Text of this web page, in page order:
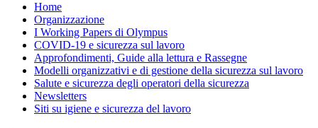
Home
Organizzazione
I Working Papers di Olympus
COVID-19 e sicurezza sul lavoro
Approfondimenti, Guide alla lettura e Rassegne
Modelli organizzativi e di gestione della sicurezza sul lavoro
Salute e sicurezza degli operatori della sicurezza
Newsletters
Siti su igiene e sicurezza del lavoro